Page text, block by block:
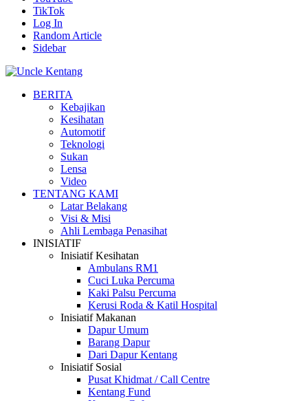
TikTok
Log In
Random Article
Sidebar
BERITA
Kebajikan
Kesihatan
Automotif
Teknologi
Sukan
Lensa
Video
TENTANG KAMI
Latar Belakang
Visi & Misi
Ahli Lembaga Penasihat
INISIATIF
Inisiatif Kesihatan
Ambulans RM1
Cuci Luka Percuma
Kaki Palsu Percuma
Kerusi Roda & Katil Hospital
Inisiatif Makanan
Dapur Umum
Barang Dapur
Dari Dapur Kentang
Inisiatif Sosial
Pusat Khidmat / Call Centre
Kentang Fund